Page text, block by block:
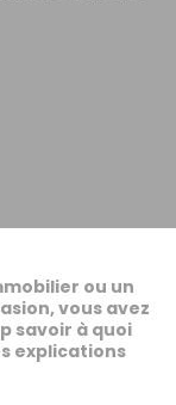
ou un
vous avez
savoir à quoi
explications